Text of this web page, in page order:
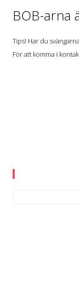
BOB-arna
Tips! Har du
För att komma i